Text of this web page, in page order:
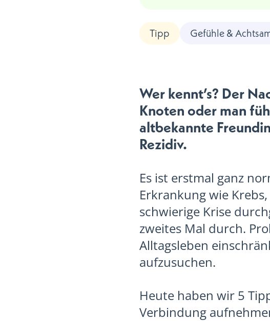
Tipp Gefühle &
Wer kennt’s? Der
Knoten oder man
altbekannte
Rezidiv.
Es ist erstmal ganz
Erkrankung wie
schwierige Krise
zweites Mal durch.
Alltagsleben
aufzusuchen.
Heute haben wir 5
Verbindung